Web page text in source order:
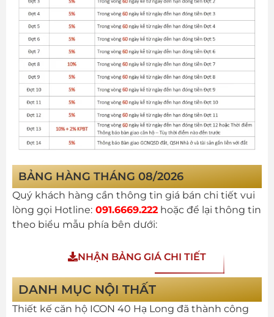
BẢNG HÀNG THÁNG 08/2026
Quý khách hàng cần thông tin giá bán chi tiết vui
lòng gọi Hotline: 091.6669.222 hoặc để lại thông tin
theo biểu mẫu phía bên dưới:
NHẬN BẢNG GIÁ CHI TIẾT
DANH MỤC NỘI THẤT
Thiết kế căn hộ ICON 40 Hạ Long đã thành công